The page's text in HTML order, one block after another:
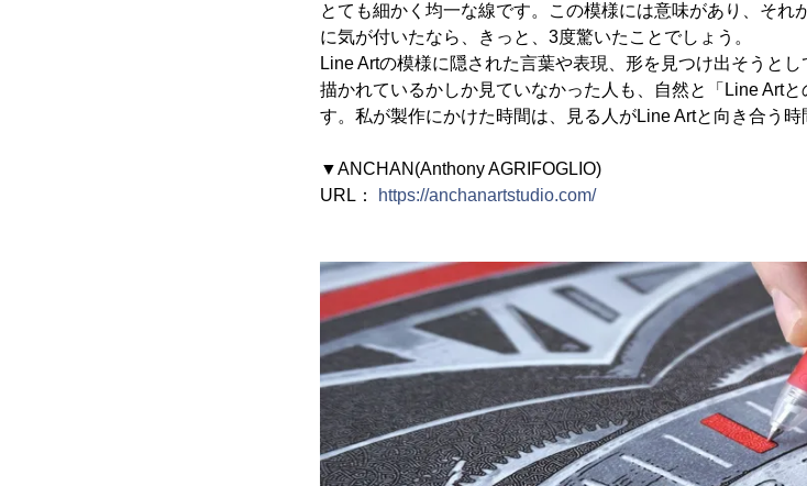
とても細かく均一な線です。この模様には意味があり、そ
に気が付いたなら、きっと、3度驚いたことでしょう。
Line Artの模様に隠された言葉や表現、形を見つけ出そうと
描かれているかしか見ていなかった人も、自然と「Line Art
す。私が製作にかけた時間は、見る人がLine Artと向き合う時
▼ANCHAN(Anthony AGRIFOGLIO)
URL：
https://anchanartstudio.com/